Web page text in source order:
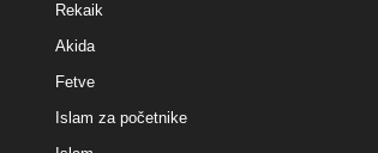
Rekaik
Akida
Fetve
Islam za početnike